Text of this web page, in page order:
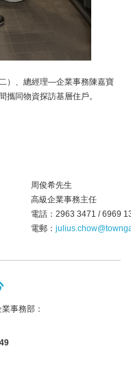
）、總經理—企業事務陳嘉寶
攜同物資探訪基層住戶。
周俊希先生
高級企業事務主任
電話：2963 3471 / 6969
電郵：
事務部：